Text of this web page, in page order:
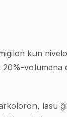
kun
20%-volumena
lasu